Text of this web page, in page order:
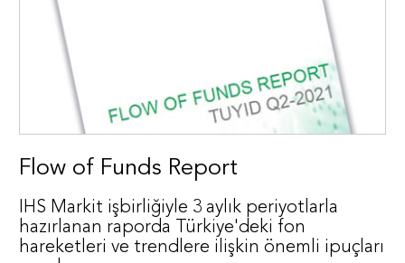
Flow of Funds Report
IHS Markit işbirliğiyle 3 aylık periyotlarla
hazırlanan raporda Türkiye'deki fon
hareketleri ve trendlere ilişkin önemli ipuçları